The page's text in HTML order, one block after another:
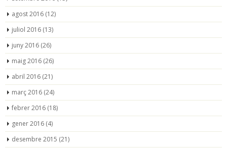
agost 2016 (12)
juliol 2016 (13)
juny 2016 (26)
maig 2016 (26)
abril 2016 (21)
març 2016 (24)
febrer 2016 (18)
gener 2016 (4)
desembre 2015 (21)